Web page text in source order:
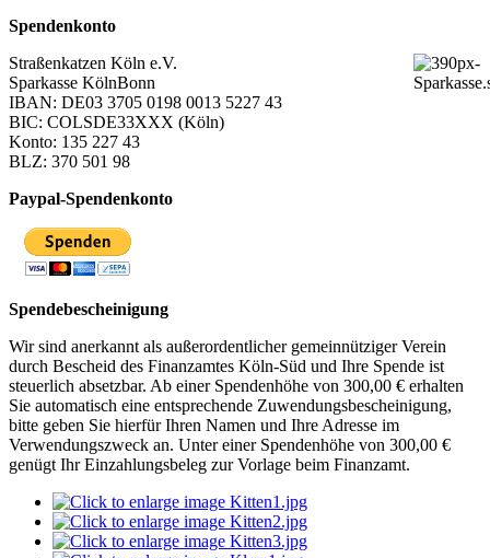
Spendenkonto
Straßenkatzen Köln e.V.
Sparkasse KölnBonn
IBAN: DE03 3705 0198 0013 5227 43
BIC: COLSDE33XXX (Köln)
Konto: 135 227 43
BLZ: 370 501 98
Paypal-Spendenkonto
Spendebescheinigung
Wir sind anerkannt als außerordentlicher gemeinnütziger Verein
durch Bescheid des Finanzamtes Köln-Süd und Ihre Spende ist
steuerlich absetzbar. Ab einer Spendenhöhe von 300,00 € erhalten
Sie automatisch eine entsprechende Zuwendungsbescheinigung,
bitte geben Sie hierfür Ihren Namen und Ihre Adresse im
Verwendungszweck an. Unter einer Spendenhöhe von 300,00 €
genügt Ihr Einzahlungsbeleg zur Vorlage beim Finanzamt.